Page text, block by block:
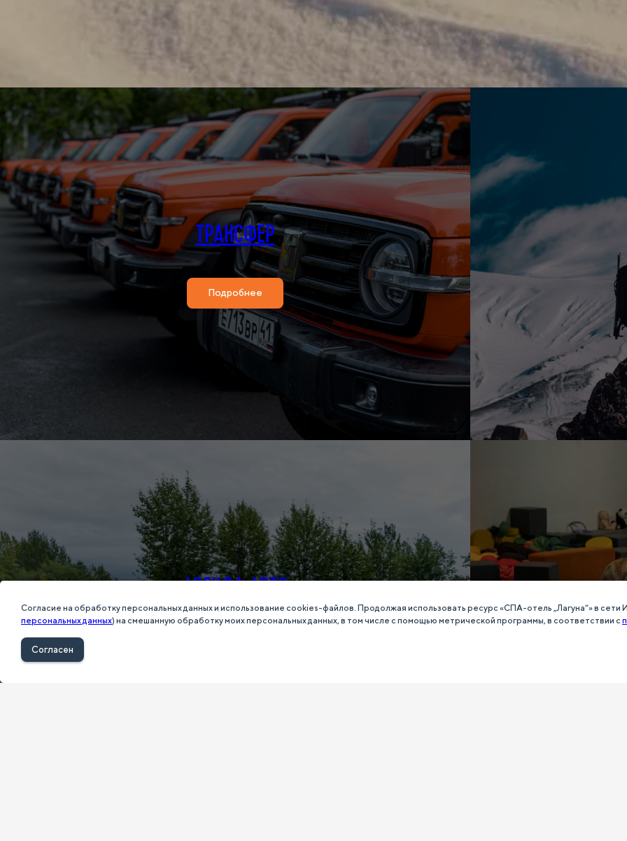
ТРАНСФЕР
Подробнее
АРЕНДА АВТО
Согласие на обработку персональных данных и использование cookies-файлов. Продолжая использовать ресурс «СПА-отель „Лагуна“» в сети
персональных данных) на смешанную обработку моих персональных данных, в том числе с помощью метрической программы, в соответствии с п
Согласен